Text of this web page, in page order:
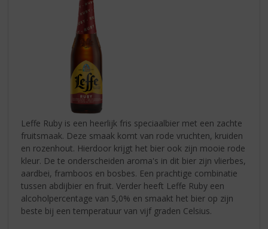
Leffe Ruby is een heerlijk fris speciaalbier met een zachte
fruitsmaak. Deze smaak komt van rode vruchten, kruiden
en rozenhout. Hierdoor krijgt het bier ook zijn mooie rode
kleur. De te onderscheiden aroma's in dit bier zijn vlierbes,
aardbei, framboos en bosbes. Een prachtige combinatie
tussen abdijbier en fruit. Verder heeft Leffe Ruby een
alcoholpercentage van 5,0% en smaakt het bier op zijn
beste bij een temperatuur van vijf graden Celsius.